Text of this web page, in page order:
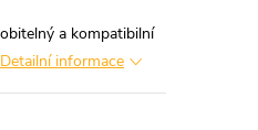
a kompatibilní
Detailní informace